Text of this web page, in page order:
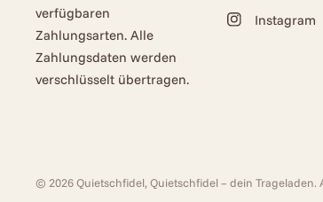
verfügbaren
Zahlungsarten. Alle
Zahlungsdaten werden
verschlüsselt übertragen.
Instagram
© 2026 Quietschfidel, Quietschfidel – dein Trageladen.